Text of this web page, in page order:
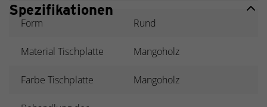
Spezifikationen
Form Rund
Material Tischplatte Mangoholz
Farbe Tischplatte Mangoholz